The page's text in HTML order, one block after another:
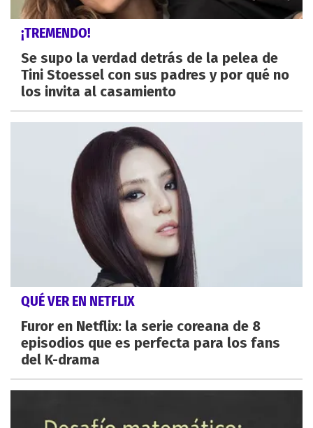
¡TREMENDO!
Se supo la verdad detrás de la pelea de
Tini Stoessel con sus padres y por qué no
los invita al casamiento
QUÉ VER EN NETFLIX
Furor en Netflix: la serie coreana de 8
episodios que es perfecta para los fans
del K-drama